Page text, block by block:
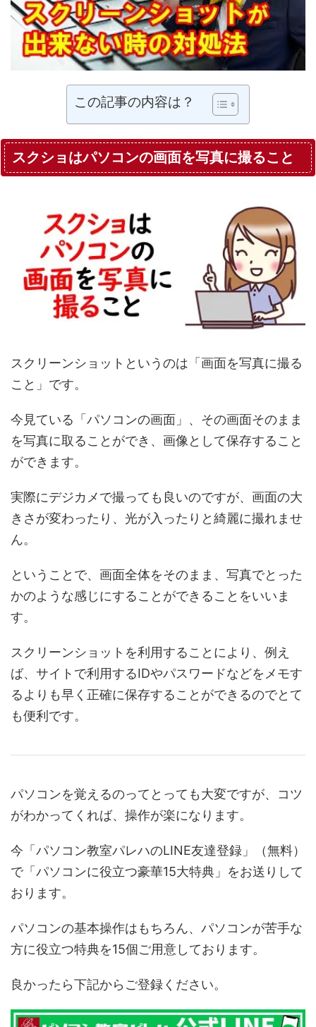
この記事の内容は？
スクショはパソコンの画面を写真に撮ること
スクリーンショットというのは「画面を写真に撮る
こと」です。
今見ている「パソコンの画面」、その画面そのまま
を写真に取ることができ、画像として保存すること
ができます。
実際にデジカメで撮っても良いのですが、画面の大
きさが変わったり、光が入ったりと綺麗に撮れませ
ん。
ということで、画面全体をそのまま、写真でとった
かのような感じにすることができることをいいま
す。
スクリーンショットを利用することにより、例え
ば、サイトで利用するIDやパスワードなどをメモす
るよりも早く正確に保存することができるのでとて
も便利です。
パソコンを覚えるのってとっても大変ですが、コツ
がわかってくれば、操作が楽になります。
今「パソコン教室パレハのLINE友達登録」（無料）
で「パソコンに役立つ豪華15大特典」をお送りして
おります。
パソコンの基本操作はもちろん、パソコンが苦手な
方に役立つ特典を15個ご用意しております。
良かったら下記からご登録ください。